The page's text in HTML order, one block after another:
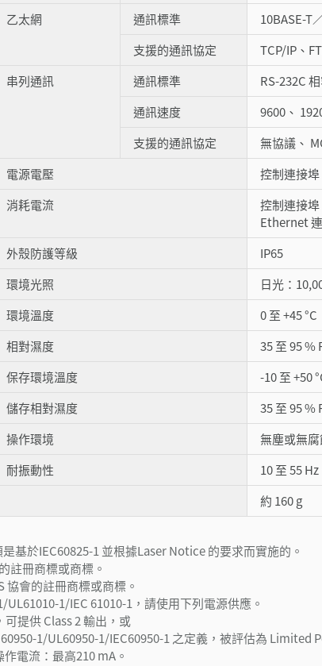
乙太網
通訊標準
10BASE-T
支援的通訊協定
TCP/IP、
串列通訊
通訊標準
RS-232C
通訊速度
9600、
支援的通訊協定
無協議、
電源電壓
控制連接
消耗電流
控制連接埠
Ethernet
外殼防護等級
IP65
環境光照
日光：
環境溫度
0 至 +45 °C
相對濕度
35 至 95 %
保存環境溫度
-10 至 +50
儲存相對濕度
35 至 95 %
操作環境
無塵或無
耐振動性
10 至 55
約 160 g
基於IEC60825-1 並根據Laser Notice 的要求而實施的。
註冊商標或商標。
協會的註冊商標或商標。
UL61010-1/IEC 61010-1，請使用下列電源供應。
可提供 Class 2 輸出，或
1/UL60950-1/IEC60950-1 之定義，被評估為 Limited
電流：最高210 mA。